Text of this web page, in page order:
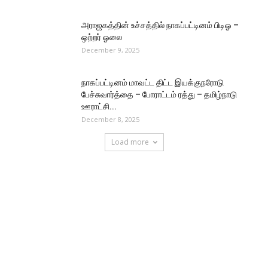
அராஜகத்தின் உச்சத்தில் நாகப்பட்டினம் பிடிஓ –
ஒற்றர் ஓலை
December 9, 2025
நாகப்பட்டினம் மாவட்ட திட்ட இயக்குநரோடு
பேச்சுவார்த்தை – போராட்டம் ரத்து – தமிழ்நாடு
ஊராட்சி...
December 8, 2025
Load more